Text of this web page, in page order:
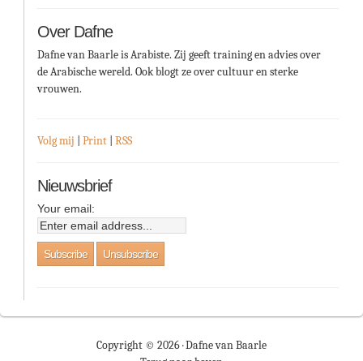
Over Dafne
Dafne van Baarle is Arabiste. Zij geeft training en advies over
de Arabische wereld. Ook blogt ze over cultuur en sterke
vrouwen.
Volg mij Print RSS
Nieuwsbrief
Your email:
Copyright © 2026 ·Dafne van Baarle